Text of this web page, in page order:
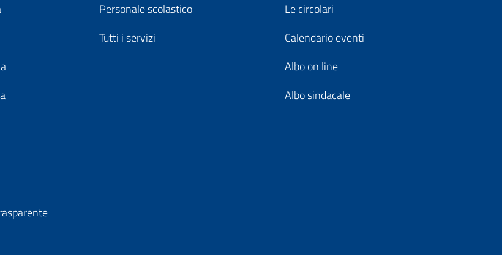
Personale scolastico
Tutti i servizi
Le circolari
Calendario eventi
Albo on line
Albo sindacale